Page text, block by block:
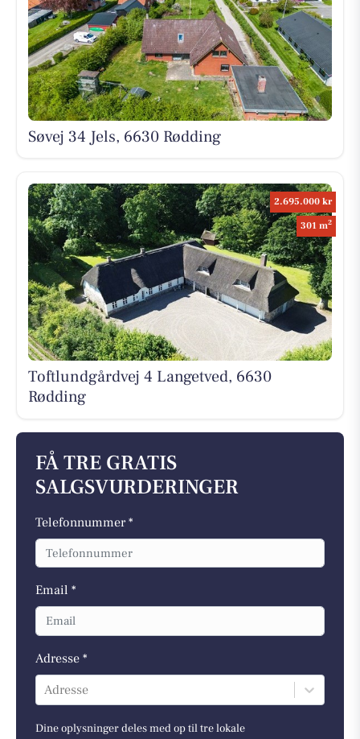
Søvej 34 Jels, 6630 Rødding
2.695.000 kr
301 m2
Toftlundgårdvej 4 Langetved, 6630
Rødding
FÅ TRE GRATIS
SALGSVURDERINGER
Telefonnummer *
Email *
Adresse *
Adresse
Dine oplysninger deles med op til tre lokale